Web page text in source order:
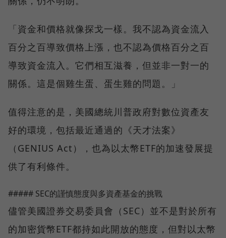
「資金和價格就像探戈一樣。我不認為資金流入
百分之百導致價格上漲，也不認為價格百分之百
導致資金流入。它們相互滋養，但並非一對一的
關係。這是個雞生蛋、蛋生雞的問題。」
值得注意的是，美國總統川普政府對數位資產友
好的環境，包括最近通過的《天才法案》
（GENIUS Act），也為以太幣ETF的加速發展提
供了有利條件。
##### SEC的謹慎態度與多資產基金的挑戰
儘管美國證券交易委員會（SEC）並不是對於所有
的加密貨幣ETF都持如此開放的態度，但對以太幣